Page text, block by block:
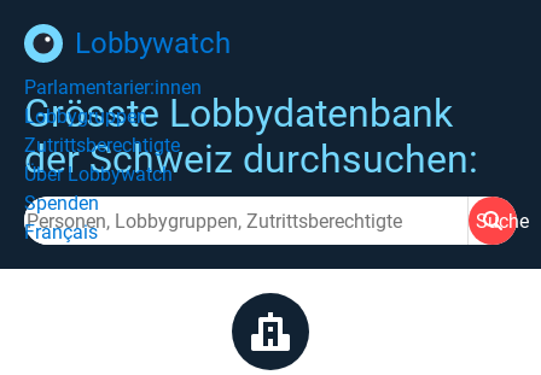
Lobbywatch
Parlamentarier:innen
Lobbygruppen
Zutrittsberechtigte
Über Lobbywatch
Spenden
Français
Grösste Lobbydatenbank
der Schweiz durchsuchen:
Suche